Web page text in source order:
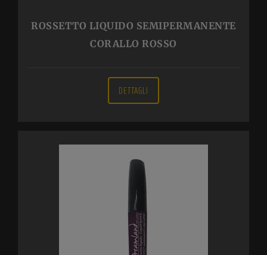
ROSSETTO LIQUIDO SEMIPERMANENTE
CORALLO ROSSO
DETTAGLI